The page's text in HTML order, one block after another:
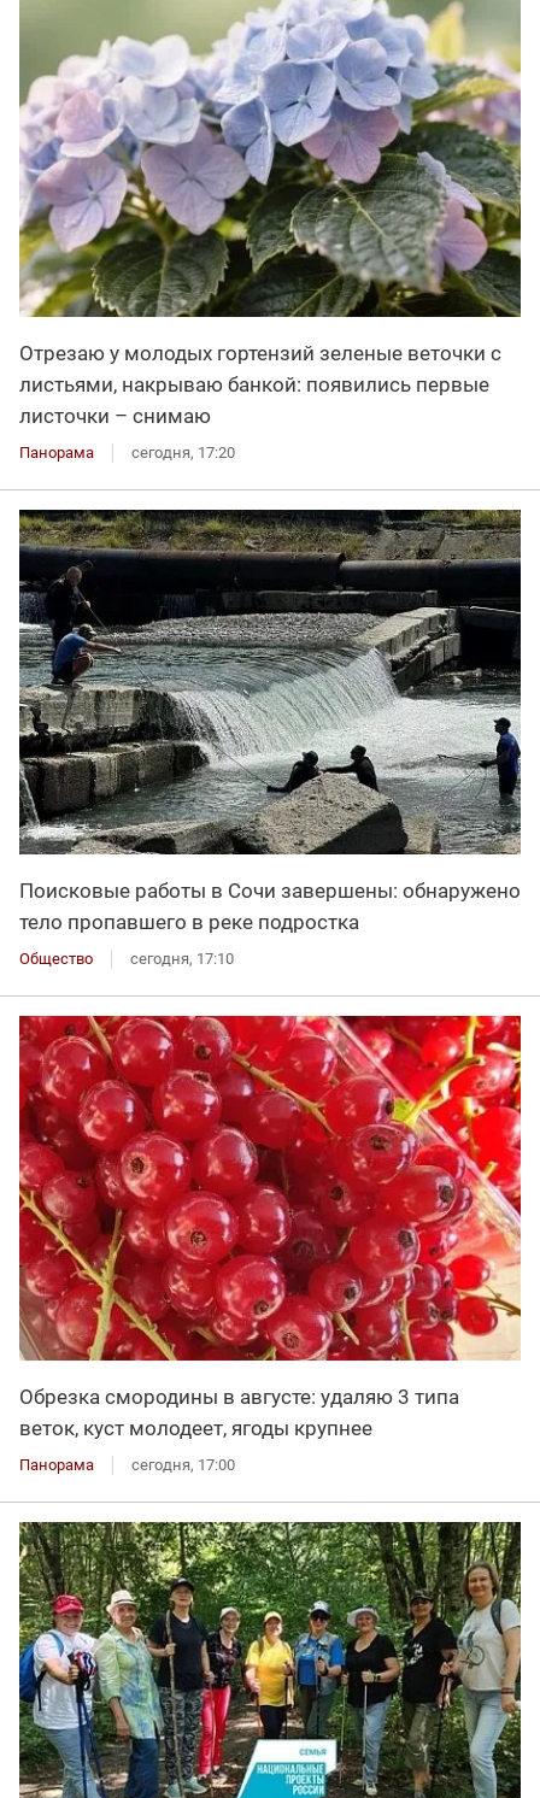
Отрезаю у молодых гортензий зеленые веточки с
листьями, накрываю банкой: появились первые
листочки – снимаю
Панорама сегодня, 17:20
Поисковые работы в Сочи завершены: обнаружено
тело пропавшего в реке подростка
Общество сегодня, 17:10
Обрезка смородины в августе: удаляю 3 типа
веток, куст молодеет, ягоды крупнее
Панорама сегодня, 17:00